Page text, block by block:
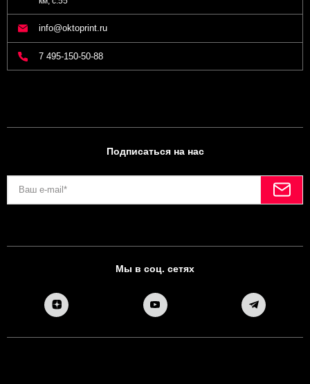
info@oktoprint.ru
7 495-150-50-88
Подписаться на нас
Мы в соц. сетях